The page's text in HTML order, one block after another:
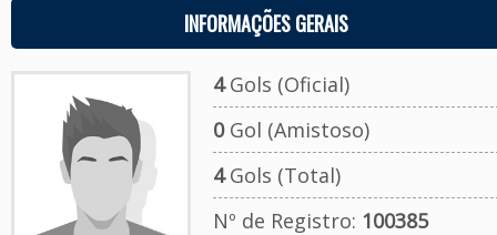
INFORMAÇÕES GERAIS
4Gols (Oficial)
0Gol (Amistoso)
4Gols (Total)
Nº de Registro: 100385